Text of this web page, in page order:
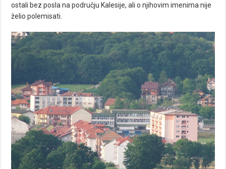
ostali bez posla na području Kalesije, ali o njihovim imenima nije
želio polemisati.